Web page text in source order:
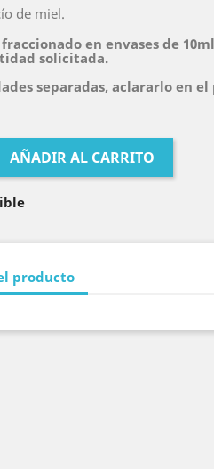
de miel.
en envases de
solicitada.
separadas, aclararlo en el
AÑADIR AL CARRITO
producto